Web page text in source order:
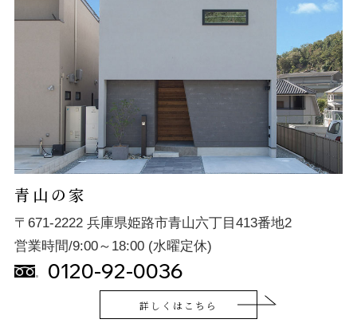
青山の家
〒671-2222 兵庫県姫路市青山六丁目413番地2
営業時間/9:00～18:00 (水曜定休)
0120-92-0036
詳しくはこちら